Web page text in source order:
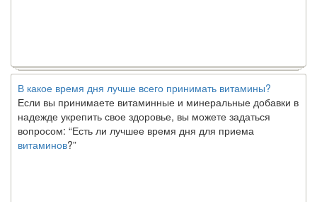
В какое время дня лучше всего принимать витамины?
Если вы принимаете витаминные и минеральные добавки в
надежде укрепить свое здоровье, вы можете задаться
вопросом: “Есть ли лучшее время дня для приема
витаминов ?”